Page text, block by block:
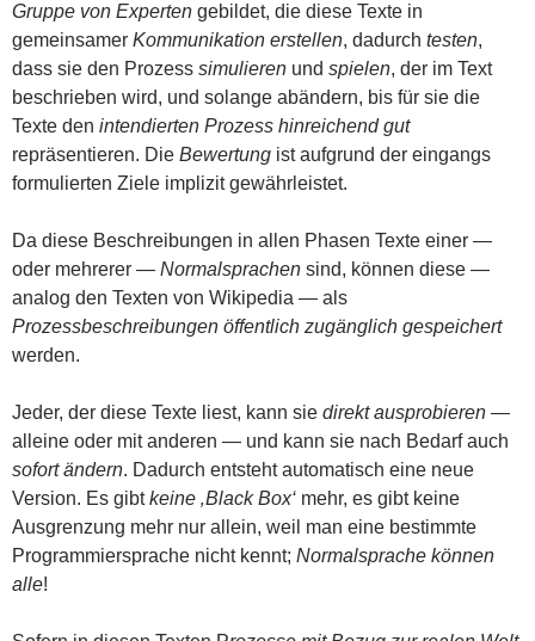
Gruppe von Experten gebildet, die diese Texte in
gemeinsamer Kommunikation erstellen, dadurch testen,
dass sie den Prozess simulieren und spielen, der im Text
beschrieben wird, und solange abändern, bis für sie die
Texte den intendierten Prozess hinreichend gut
repräsentieren. Die Bewertung ist aufgrund der eingangs
formulierten Ziele implizit gewährleistet.
Da diese Beschreibungen in allen Phasen Texte einer —
oder mehrerer — Normalsprachen sind, können diese —
analog den Texten von Wikipedia — als
Prozessbeschreibungen öffentlich zugänglich gespeichert
werden.
Jeder, der diese Texte liest, kann sie direkt ausprobieren —
alleine oder mit anderen — und kann sie nach Bedarf auch
sofort ändern. Dadurch entsteht automatisch eine neue
Version. Es gibtkeine ‚Black Box‘ mehr, es gibt keine
Ausgrenzung mehr nur allein, weil man eine bestimmte
Programmiersprache nicht kennt; Normalsprache können
alle!